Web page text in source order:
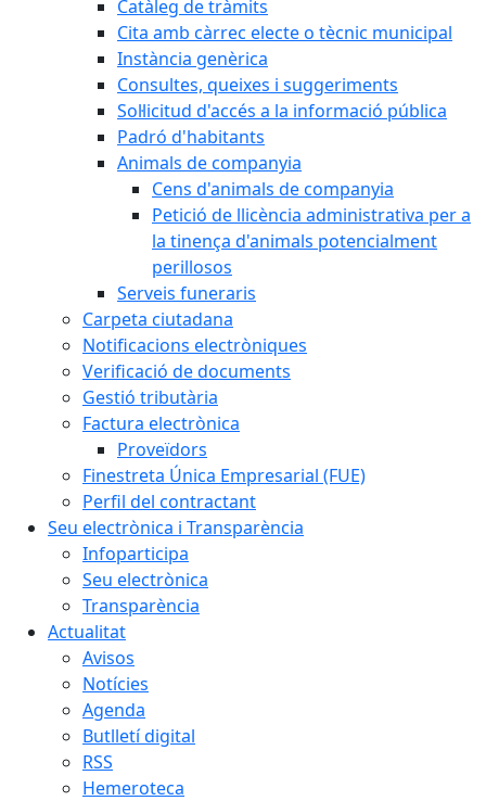
Catàleg de tràmits
Cita amb càrrec electe o tècnic municipal
Instància genèrica
Consultes, queixes i suggeriments
Sol·licitud d'accés a la informació pública
Padró d'habitants
Animals de companyia
Cens d'animals de companyia
Petició de llicència administrativa per a
la tinença d'animals potencialment
perillosos
Serveis funeraris
Carpeta ciutadana
Notificacions electròniques
Verificació de documents
Gestió tributària
Factura electrònica
Proveïdors
Finestreta Única Empresarial (FUE)
Perfil del contractant
Seu electrònica i Transparència
Infoparticipa
Seu electrònica
Transparència
Actualitat
Avisos
Notícies
Agenda
Butlletí digital
RSS
Hemeroteca